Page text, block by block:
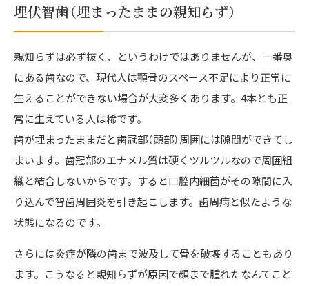
埋伏智歯（埋まったままの親知らず）
親知らずは必ず抜く、というわけではありませんが、一番奥
にある歯なので、現代人は顎骨のスペース不足により正常に
生えることができない場合が大変多くあります。4本とも正
常に生えている人は稀です。
歯が埋まったままだと歯冠部（頭部）周囲には隙間ができてし
まいます。歯冠部のエナメル質は硬くツルツルなので周囲組
織と結合しないからです。すると口腔内細菌がその隙間に入
り込んで智歯周囲炎を引き起こします。歯周病と似たような
状態になるのです。
さらには炎症が隣の歯まで波及して骨を破壊することもあり
ます。こうなると親知らずが原因で顔まで腫れたなんてこと